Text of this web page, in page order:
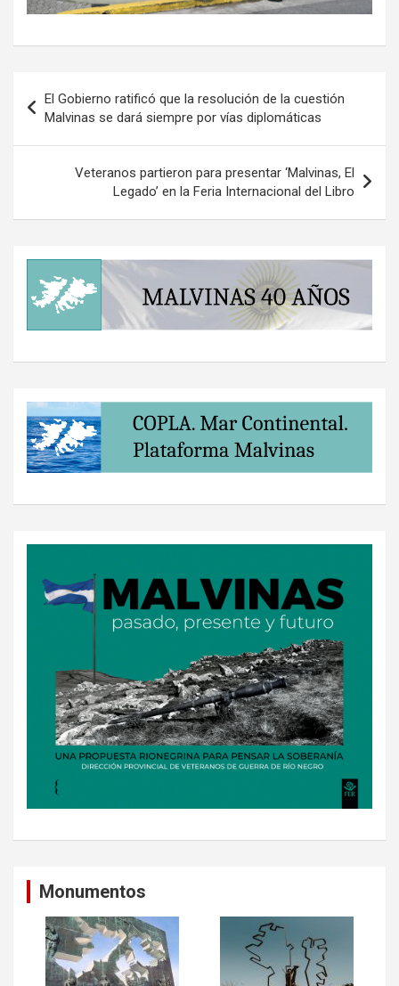
de
entradas
El Gobierno ratificó que la resolución de la cuestión
Malvinas se dará siempre por vías diplomáticas
Veteranos partieron para presentar ‘Malvinas, El
Legado’ en la Feria Internacional del Libro
Monumentos